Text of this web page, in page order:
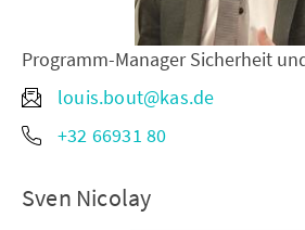
Programm-Manager Sicherheit
louis.bout@kas.de
+32 66931 80
Sven Nicolay